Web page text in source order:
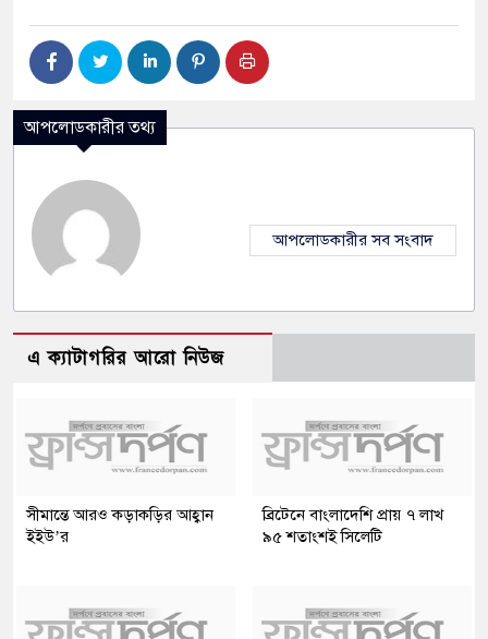
আপলোডকারীর তথ্য
আপলোডকারীর সব সংবাদ
এ ক্যাটাগরির আরো নিউজ
সীমান্তে আরও কড়াকড়ির আহ্বান
ইইউ’র
ব্রিটেনে বাংলাদেশি প্রায় ৭ লাখ
৯৫ শতাংশই সিলেটি